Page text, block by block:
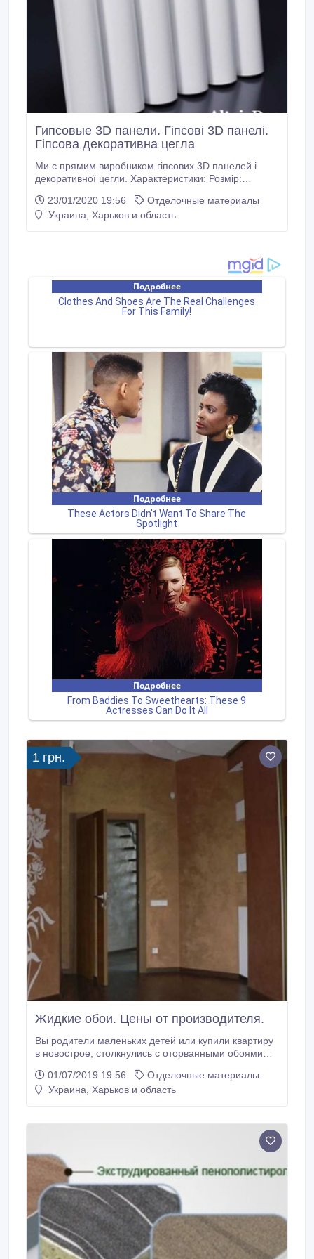
Гипсовые 3D панели. Гіпсові 3D панелі.
Гіпсова декоративна цегла
Ми є прямим виробником гіпсових 3D панелей і
декоративної цегли. Характеристики: Розмір:
фіброволокна. Кількість штук в упаковці: 4 шт. 1 кв.м
- 4 панелі. Ціна вказана за 1шт. Чому варто
23/01/2020 19:56
Отделочные материалы
Украина, Харьков и область
1 грн.
Жидкие обои. Цены от производителя.
Вы родители маленьких детей или купили квартиру
в новострое, столкнулись с оторванными обоями
соседи? Мы предлагаем вам сделать комфортным
свой дом, квартиру или офис. Жидкие обои - тепло,
01/07/2019 19:56
Отделочные материалы
Украина, Харьков и область